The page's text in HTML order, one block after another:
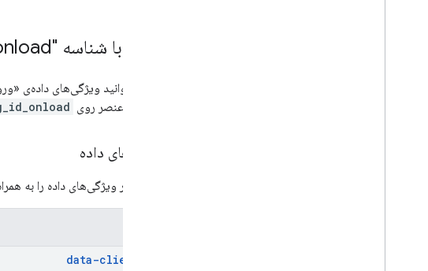
عنصر با شناسه "g
شما می‌توانید ویژگی‌های داده‌ی
شناسه‌ی عنصر روی
ویژگی‌های داده
جدول زیر ویژگی‌های داده را به
data-client